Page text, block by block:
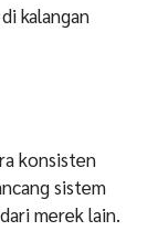
kalangan
konsisten
sistem
merek lain.